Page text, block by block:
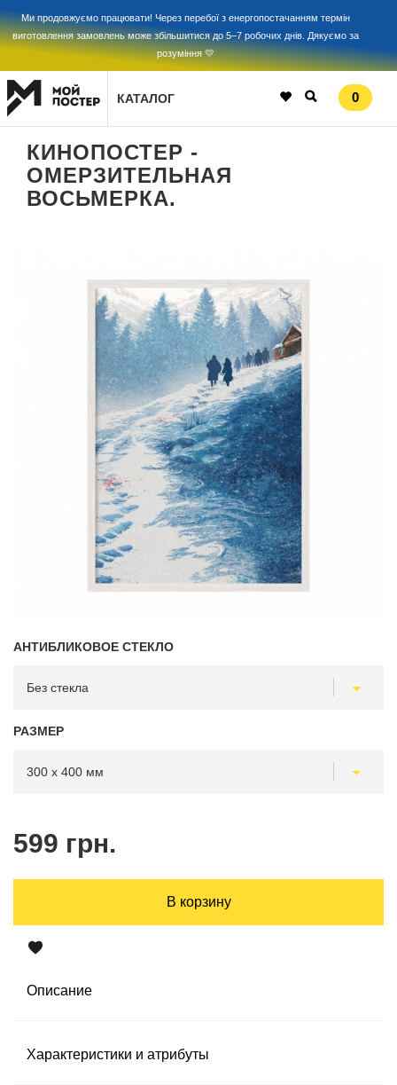
Ми продовжуємо працювати! Через перебої з енергопостачанням термін
виготовлення замовлень може збільшитися до 5–7 робочих днів. Дякуємо за
розуміння 💛
КАТАЛОГ 0
КИНОПОСТЕР -
ОМЕРЗИТЕЛЬНАЯ
ВОСЬМЕРКА.
АНТИБЛИКОВОЕ СТЕКЛО
РАЗМЕР
599 грн.
В корзину
Описание
Характеристики и атрибуты